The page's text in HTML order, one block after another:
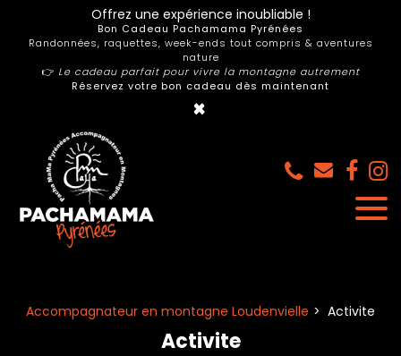
Offrez une expérience inoubliable !
Bon Cadeau Pachamama Pyrénées
Randonnées, raquettes, week-ends tout compris & aventures
nature
👉 Le cadeau parfait pour vivre la montagne autrement
Réservez votre bon cadeau dès maintenant
×
Accompagnateur en montagne Loudenvielle Activite
Activite
Panneau de gestion des cookies